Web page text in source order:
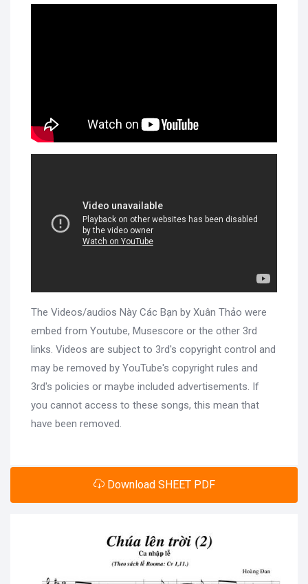
The Videos/audios Này Các Bạn by Xuân Thảo were
embed from Youtube, Musescore or the other 3rd
links. Videos are subject to 3rd's copyright control and
may be removed by YouTube's copyright rules and
3rd's policies or maybe included advertisements. If
you cannot access to these songs, this mean that
have been removed.
Download SHEET PDF